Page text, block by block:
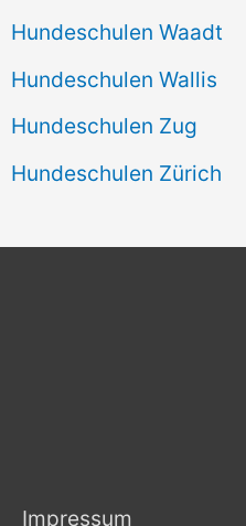
Hundeschulen Waadt
Hundeschulen Wallis
Hundeschulen Zug
Hundeschulen Zürich
Impressum